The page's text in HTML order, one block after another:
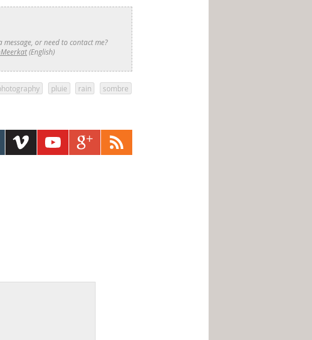
message, or need to contact me?
(English)
pluie rain sombre